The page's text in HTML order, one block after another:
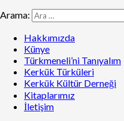
Arama:
Hakkımızda
Künye
Türkmeneli’ni Tanıyalım
Kerkük Türküleri
Kerkük Kültür Derneği
Kitaplarımız
İletişim